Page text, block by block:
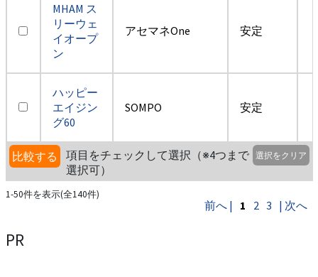
MHAM ス
リーウェ
イオープ
ン
アセマネOne 安定
ハッピー
エイジン
グ60
SOMPO 安定
比較する
項目をチェックして選択（※4つまで
選択可）
選択をクリア
1-50件を表示(全140件)
前へ | 1 2 3 | 次へ
PR